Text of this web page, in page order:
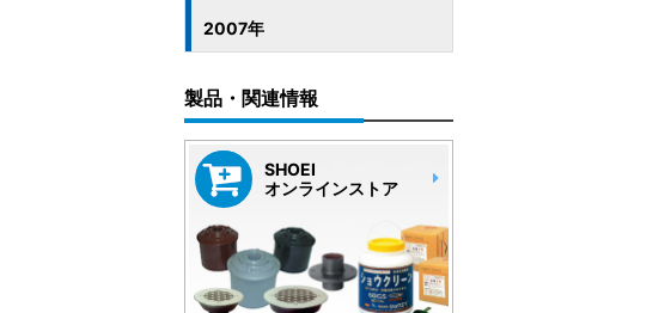
2007年
製品・関連情報
SHOEI
オンラインストア